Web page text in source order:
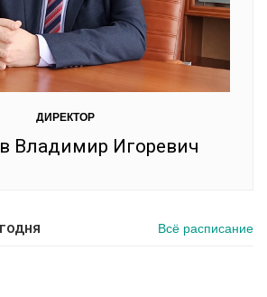
ДИРЕКТОР
Владимир Игоревич
Всё расписание